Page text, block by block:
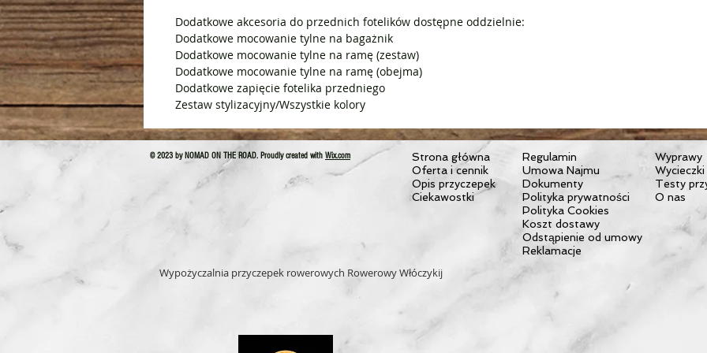
chcesz
Dlatego
tak,
Dzięki
prosta.
Dodatkowe akcesoria do przednich fotelików dostępne oddzielnie:
Dodatkowe mocowanie tylne na bagażnik
Dodatkowe mocowanie tylne na ramę (zestaw)
Dodatkowe mocowanie tylne na ramę (obejma)
Dodatkowe zapięcie fotelika przedniego
Zestaw stylizacyjny/Wszystkie kolory
© 2023 by NOMAD ON THE ROAD. Proudly created with Wix.com
Strona główna
Oferta i cennik
Opis przyczepek
Ciekawostki
Regulamin
Umowa Najmu
Dokumenty
Polityka prywatności
Polityka Cookies
Koszt dostawy
Odstąpienie od umowy
Reklamacje
Wyprawy
Wycieczki
Testy
O nas
Wypożyczalnia przyczepek rowerowych Rowerowy Włóczykij